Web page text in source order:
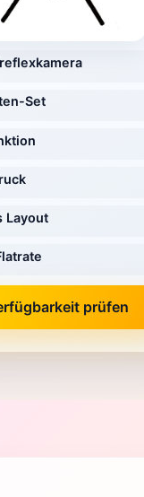
Set
Layout
prüfen